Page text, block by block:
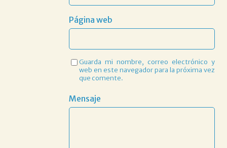
Página web
Guarda mi nombre, correo electrónico y
web en este navegador para la próxima vez
que comente.
Mensaje